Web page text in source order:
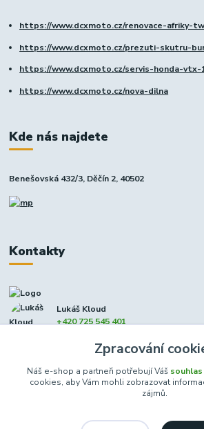
https://www.dcxmoto.cz/renovace-afriky-
https://www.dcxmoto.cz/prezuti-skutru-
https://www.dcxmoto.cz/servis-honda-vtx-
https://www.dcxmoto.cz/nova-dilna
Kde nás najdete
Benešovská 432/3, Děčín 2, 40502
Kontakty
Lukáš Kloud
+420 725 545 401
Zpracování
Náš e-shop a partneři potřebují Váš souhlas
cookies, aby Vám mohli zobrazovat
zájmů.